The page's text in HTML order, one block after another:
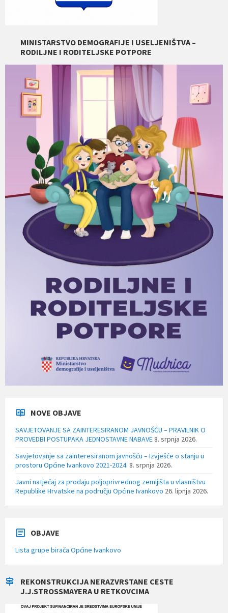
MINISTARSTVO DEMOGRAFIJE I USELJENIŠTVA –
RODILJNE I RODITELJSKE POTPORE
NOVE OBJAVE
SAVJETOVANJE SA ZAINTERESIRANOM JAVNOŠĆU – PRAVILNIK O
PROVEDBI POSTUPAKA JEDNOSTAVNE NABAVE8. srpnja 2026.
Savjetovanje sa zainteresiranom javnošću – Izvješće o stanju u
prostoru Općine Ivankovo 2021-2024. 8. srpnja 2026.
Javni natječaj za prodaju poljoprivrednog zemljišta u vlasništvu
Republike Hrvatske na području Općine Ivankovo 26. lipnja 2026.
OBJAVE
Lista grupe birača Općine Ivankovo
REKONSTRUKCIJA NERAZVRSTANE CESTE
J.J.STROSSMAYERA U RETKOVCIMA